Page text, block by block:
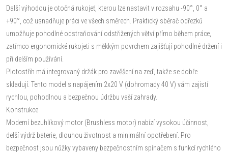
Další výhodou je otočná rukojeť, kterou lze nastavit v rozsahu -90°, 0° a
+90°, což usnadňuje práci ve všech směrech. Praktický sběrač odřezků
umožňuje pohodlné odstraňování odstřižených větví přímo během práce,
zatímco ergonomické rukojeti s měkkým povrchem zajišťují pohodlné držení i
při delším používání.
Plotostřih má integrovaný držák pro zavěšení na zeď, takže se dobře
skladují. Tento model s napájením 2x20 V (dohromady 40 V) vám zajistí
rychlou, pohodlnou a bezpečnou údržbu vaší zahrady.
Konstrukce
Moderní bezuhlíkový motor (Brushless motor) nabízí vysokou účinnost,
delší výdrž baterie, dlouhou životnost a minimální opotřebení. Pro
bezpečnost jsou nůžky vybaveny bezpečnostním spínačem s funkcí rychlého